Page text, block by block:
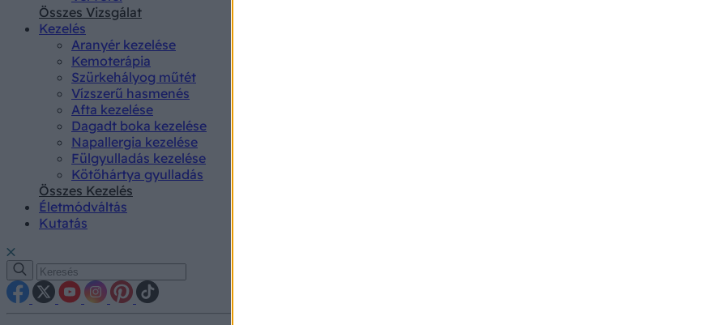
Összes Vizsgálat
Kezelés
Aranyér kezelése
Kemoterápia
Szürkehályog műtét
Vízszerű hasmenés
Afta kezelése
Dagadt boka kezelése
Napallergia kezelése
Fülgyulladás kezelése
Kötőhártya gyulladás
Összes Kezelés
Életmódváltás
Kutatás